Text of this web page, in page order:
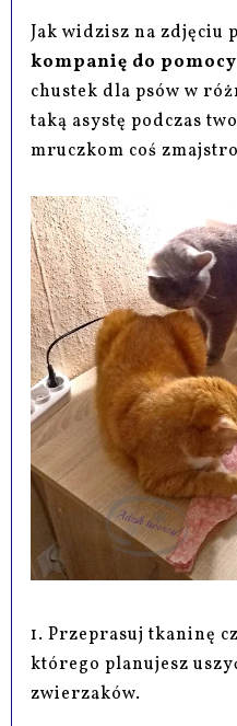
Jak widzisz na zdjęciu
kompanię do
chustek dla psów w
taką asystę podczas
mruczkom coś
1. Przeprasuj tkaninę
którego planujesz
zwierzaków.